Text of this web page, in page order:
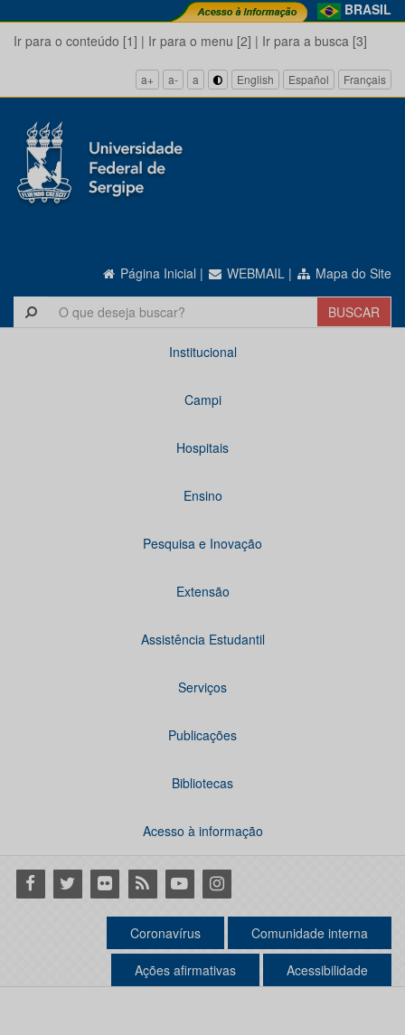
BRASIL
Ir para o conteúdo [1] | Ir para o menu [2] | Ir para a busca [3]
a+ a- a English Español Français
Página Inicial | WEBMAIL | Mapa do Site
Institucional
Campi
Hospitais
Ensino
Pesquisa e Inovação
Extensão
Assistência Estudantil
Serviços
Publicações
Bibliotecas
Acesso à informação
Facebook
Twitter Flickr RSS YoutubeInstagram
Coronavírus Comunidade interna
Ações afirmativas Acessibilidade